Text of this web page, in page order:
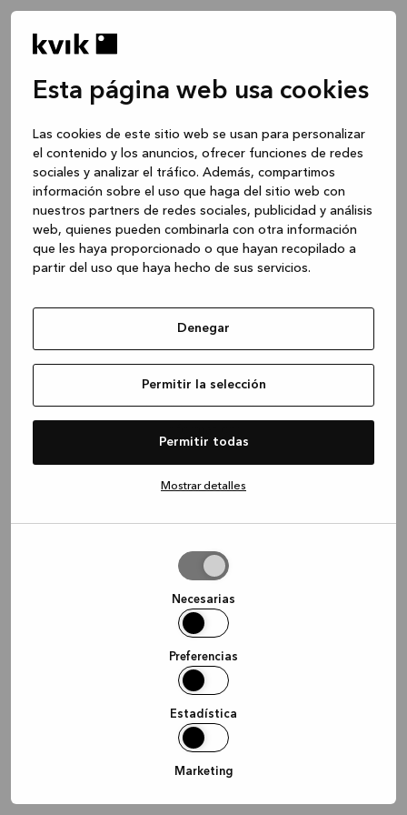
Esta página web usa cookies
Las cookies de este sitio web se usan para personalizar
el contenido y los anuncios, ofrecer funciones de redes
sociales y analizar el tráfico. Además, compartimos
información sobre el uso que haga del sitio web con
nuestros partners de redes sociales, publicidad y análisis
web, quienes pueden combinarla con otra información
que les haya proporcionado o que hayan recopilado a
partir del uso que haya hecho de sus servicios.
Denegar
Permitir la selección
Permitir todas
Mostrar detalles
Necesarias
Preferencias
Estadística
Marketing
Application error: a client-side exception has occurred
loadingwww.kvik.es (see the browser console for more